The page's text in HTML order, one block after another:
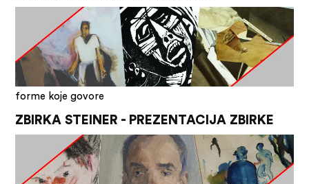
forme koje govore
ZBIRKA STEINER - PREZENTACIJA ZBIRKE